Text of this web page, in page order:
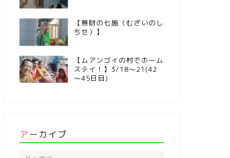
【無財の七施（むざいのし
ちせ）】
【ムアンゴイの村でホーム
ステイ！】3/18～21(42
～45日目)
アーカイブ